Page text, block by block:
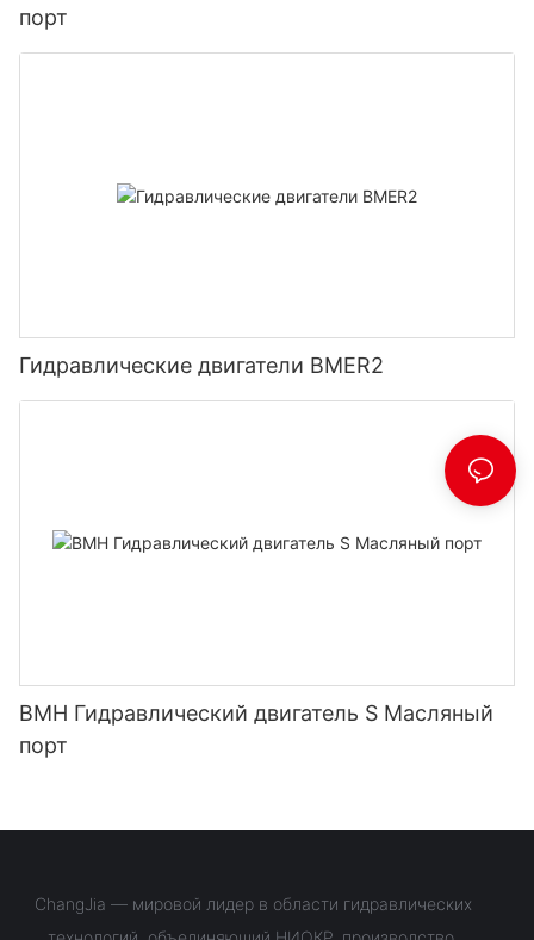
порт
Гидравлические двигатели BMER2
BMH Гидравлический двигатель S Масляный
порт
ChangJia — мировой лидер в области гидравлических